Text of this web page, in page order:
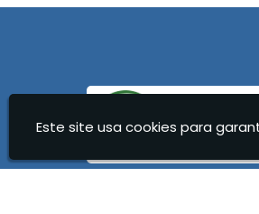
Clínica para Dependência
Clínica de Recuperação para
Clínica para Dependentes
Este site usa cookies para